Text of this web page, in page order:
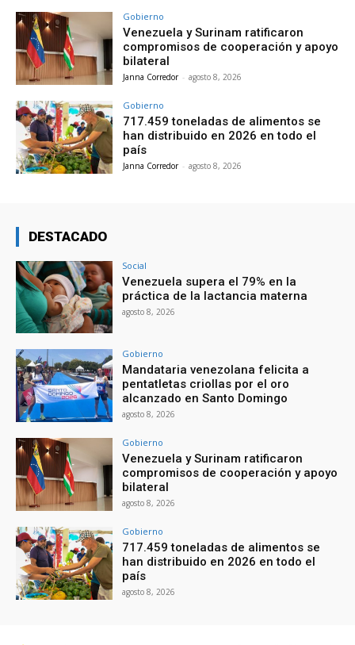
Gobierno
Venezuela y Surinam ratificaron
compromisos de cooperación y apoyo
bilateral
Janna Corredor - agosto 8, 2026
Gobierno
717.459 toneladas de alimentos se
han distribuido en 2026 en todo el
país
Janna Corredor - agosto 8, 2026
DESTACADO
Social
Venezuela supera el 79% en la
práctica de la lactancia materna
agosto 8, 2026
Gobierno
Mandataria venezolana felicita a
pentatletas criollas por el oro
alcanzado en Santo Domingo
agosto 8, 2026
Gobierno
Venezuela y Surinam ratificaron
compromisos de cooperación y apoyo
bilateral
agosto 8, 2026
Gobierno
717.459 toneladas de alimentos se
han distribuido en 2026 en todo el
país
agosto 8, 2026